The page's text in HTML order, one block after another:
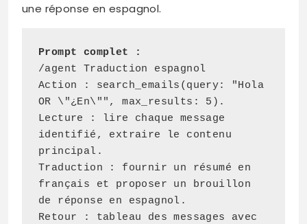
une réponse en espagnol.
Prompt complet :
/agent Traduction espagnol
Action : search_emails(query: "Hola
OR \"¿En\"", max_results: 5).
Lecture : lire chaque message
identifié, extraire le contenu
principal.
Traduction : fournir un résumé en
français et proposer un brouillon
de réponse en espagnol.
Retour : tableau des messages avec